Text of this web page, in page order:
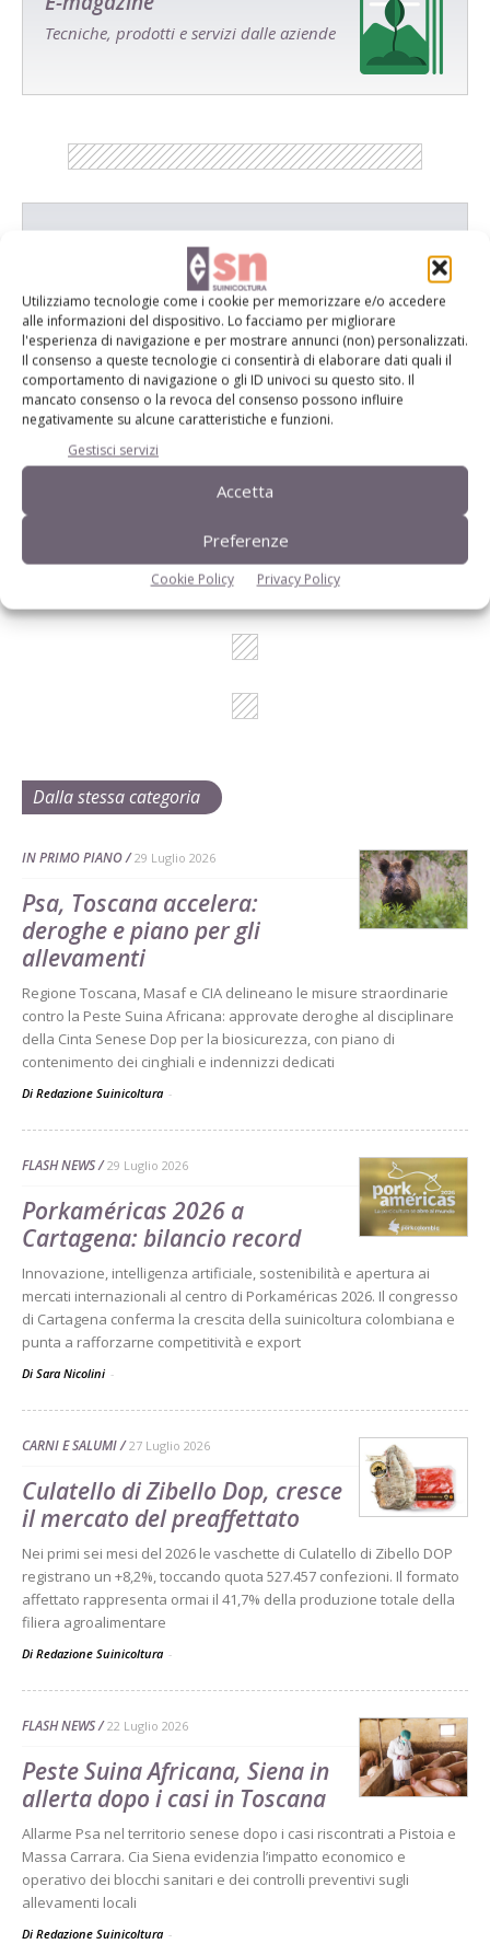
Utilizziamo tecnologie come i cookie per memorizzare e/o accedere
alle informazioni del dispositivo. Lo facciamo per migliorare
l'esperienza di navigazione e per mostrare annunci (non) personalizzati.
Il consenso a queste tecnologie ci consentirà di elaborare dati quali il
comportamento di navigazione o gli ID univoci su questo sito. Il
mancato consenso o la revoca del consenso possono influire
negativamente su alcune caratteristiche e funzioni.
Gestisci servizi
Accetta
Preferenze
Cookie Policy Privacy Policy
Tecniche, prodotti e servizi dalle aziende
Catalogo Aziende e Prodotti
Un modo semplice per cercare un'azienda o un
prodotto!
Cerca adesso
L'Esperto risponde
I consigli di Terra e Vita agli agricoltori
Cerca adesso
Dalla stessa categoria
IN PRIMO PIANO 29 Luglio 2026
Psa, Toscana accelera:
deroghe e piano per gli
allevamenti
Regione Toscana, Masaf e CIA delineano le misure straordinarie
contro la Peste Suina Africana: approvate deroghe al disciplinare
della Cinta Senese Dop per la biosicurezza, con piano di
contenimento dei cinghiali e indennizzi dedicati
Di Redazione Suinicoltura -
FLASH NEWS 29 Luglio 2026
Porkaméricas 2026 a
Cartagena: bilancio record
Innovazione, intelligenza artificiale, sostenibilità e apertura ai
mercati internazionali al centro di Porkaméricas 2026. Il congresso
di Cartagena conferma la crescita della suinicoltura colombiana e
punta a rafforzarne competitività e export
Di Sara Nicolini -
CARNI E SALUMI 27 Luglio 2026
Culatello di Zibello Dop, cresce
il mercato del preaffettato
Nei primi sei mesi del 2026 le vaschette di Culatello di Zibello DOP
registrano un +8,2%, toccando quota 527.457 confezioni. Il formato
affettato rappresenta ormai il 41,7% della produzione totale della
filiera agroalimentare
Di Redazione Suinicoltura -
FLASH NEWS 22 Luglio 2026
Peste Suina Africana, Siena in
allerta dopo i casi in Toscana
Allarme Psa nel territorio senese dopo i casi riscontrati a Pistoia e
Massa Carrara. Cia Siena evidenzia l’impatto economico e
operativo dei blocchi sanitari e dei controlli preventivi sugli
allevamenti locali
Di Redazione Suinicoltura -